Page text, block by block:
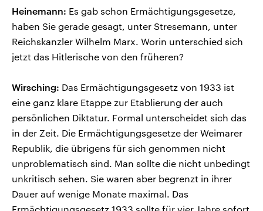
Heinemann: Es gab schon Ermächtigungsgesetze,
haben Sie gerade gesagt, unter Stresemann, unter
Reichskanzler Wilhelm Marx. Worin unterschied sich
jetzt das Hitlerische von den früheren?
Wirsching: Das Ermächtigungsgesetz von 1933 ist
eine ganz klare Etappe zur Etablierung der auch
persönlichen Diktatur. Formal unterscheidet sich das
in der Zeit. Die Ermächtigungsgesetze der Weimarer
Republik, die übrigens für sich genommen nicht
unproblematisch sind. Man sollte die nicht unbedingt
unkritisch sehen. Sie waren aber begrenzt in ihrer
Dauer auf wenige Monate maximal. Das